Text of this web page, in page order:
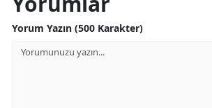
Yorum Yazın (500 Karakter)